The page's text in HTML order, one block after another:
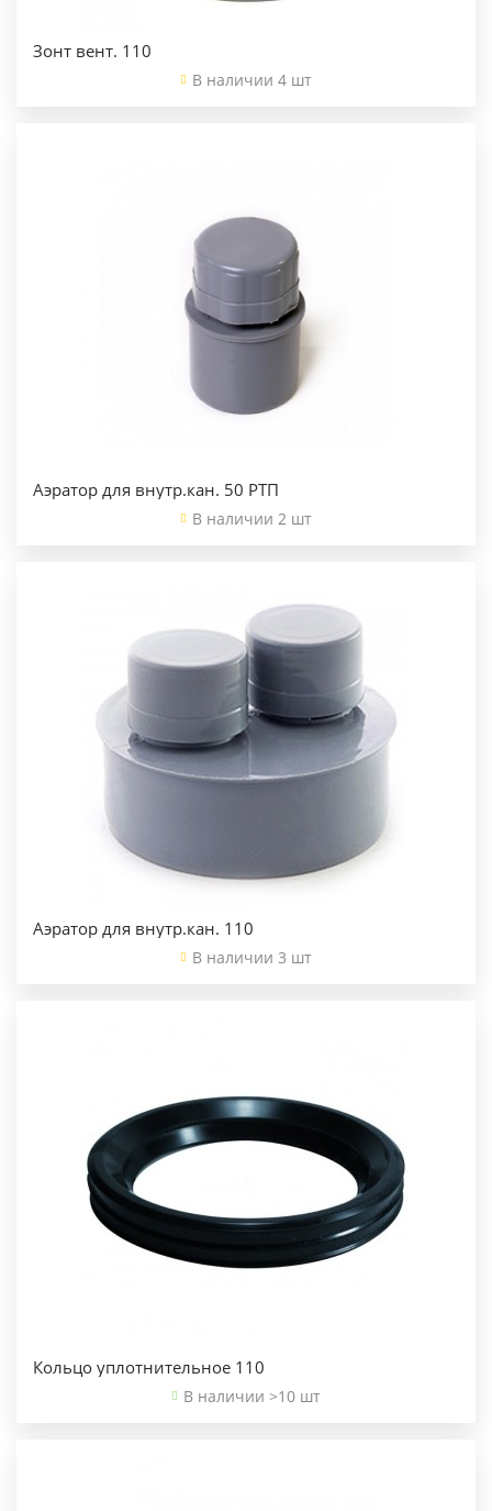
Зонт вент. 110
В наличии 4 шт
Аэратор для внутр.кан. 50 РТП
В наличии 2 шт
Аэратор для внутр.кан. 110
В наличии 3 шт
Кольцо уплотнительное 110
В наличии >10 шт